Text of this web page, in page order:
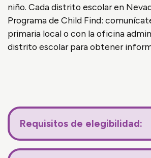
niño. Cada distrito escolar en
Programa de Child Find:
primaria local o con la oficina
distrito escolar para obtener
Requisitos de elegibilidad: